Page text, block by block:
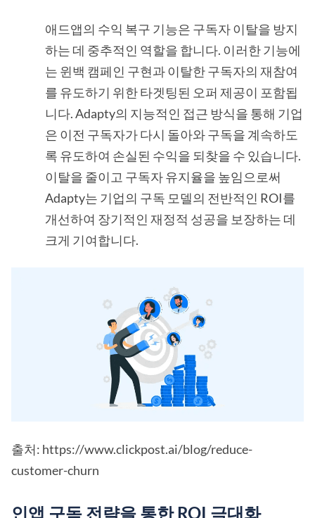
애드앱의 수익 복구 기능은 구독자 이탈을 방지
하는 데 중추적인 역할을 합니다. 이러한 기능에
는 윈백 캠페인 구현과 이탈한 구독자의 재참여
를 유도하기 위한 타겟팅된 오퍼 제공이 포함됩
니다. Adapty의 지능적인 접근 방식을 통해 기업
은 이전 구독자가 다시 돌아와 구독을 계속하도
록 유도하여 손실된 수익을 되찾을 수 있습니다.
이탈을 줄이고 구독자 유지율을 높임으로써
Adapty는 기업의 구독 모델의 전반적인 ROI를
개선하여 장기적인 재정적 성공을 보장하는 데
크게 기여합니다.
출처: https://www.clickpost.ai/blog/reduce-
customer-churn
인앱 구독 전략을 통한 ROI 극대화